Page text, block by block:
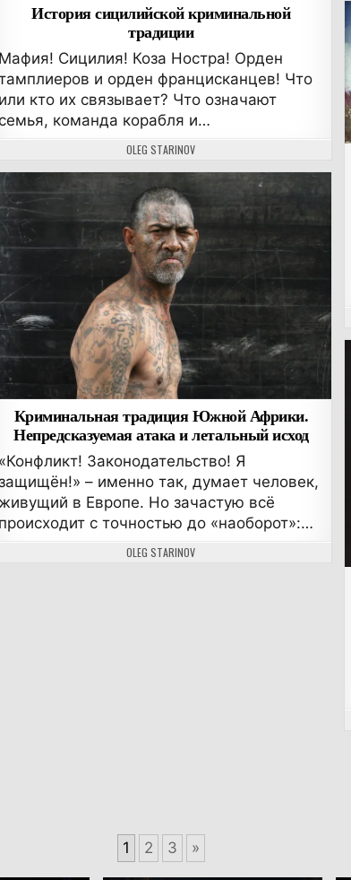
История сицилийской криминальной
традиции
Мафия! Сицилия! Коза Ностра! Орден
и орден францисканцев! Что
или кто их связывает? Что означают
команда корабля и…
АВТОР:
OLEG STARINOV
Криминальная традиция Южной Африки.
Непредсказуемая атака и летальный исход
«Конфликт! Законодательство! Я
защищён!» – именно так, думает человек,
живущий в Европе. Но зачастую всё
происходит с точностью до «наоборот»:…
АВТОР:
OLEG STARINOV
1 2 3 »